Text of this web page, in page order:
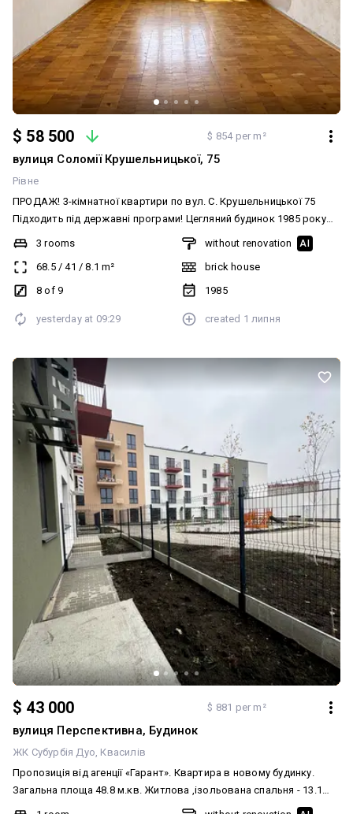
$ 58 500 $ 854 per m²
вулиця Соломії Крушельницької, 75
Рівне
ПРОДАЖ! 3-кімнатної квартири по вул. С. Крушельницької 75
Підходить під державні програми! Цегляний будинок 1985 року
Характеристики: • Площа — 68,5 м² • 8 поверх • Ліфт • ОСББ • 3
окремі кімнати • 2 санвузли • 2 засклені балкони • Центральне
опалення • Пластикові вікна Квартира під ремонт — чудова
можливість зробити все на власний смак, без переплати за
садочки, магазини, громадський транспорт та вся необхідна
3 rooms
68.5/41 /8.1 m²
8 of 9
without renovation AI
brick house
1985
yesterday at 09:29 created 1 липня
$ 43 000 $ 881 per m²
вулиця Перспективна, Будинок
ЖК Субурбія Дуо Квасилів
Пропозиція від агенції «Гарант». Квартира в новому будинку.
Загальна площа 48.8 м.кв. Житлова ,ізольована спальня - 13.1
м.кв.. Коридор 4.6 м.кв. Гардероб - 2.8 м.кв. Кухня -вітальня - 16.3